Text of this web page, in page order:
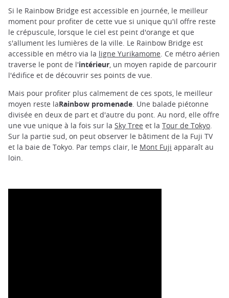
Si le Rainbow Bridge est accessible en journée, le meilleur
moment pour profiter de cette vue si unique qu'il offre reste
le crépuscule, lorsque le ciel est peint d'orange et que
s'allument les lumières de la ville. Le Rainbow Bridge est
accessible en métro via la ligne Yurikamome. Ce métro aérien
traverse le pont de l'intérieur, un moyen rapide de parcourir
l'édifice et de découvrir ses points de vue.
Mais pour profiter plus calmement de ces spots, le meilleur
moyen reste laRainbow promenade. Une balade piétonne
divisée en deux de part et d'autre du pont. Au nord, elle offre
une vue unique à la fois sur la Sky Tree et la Tour de Tokyo.
Sur la partie sud, on peut observer le bâtiment de la Fuji TV
et la baie de Tokyo. Par temps clair, le Mont Fuji apparaît au
loin.